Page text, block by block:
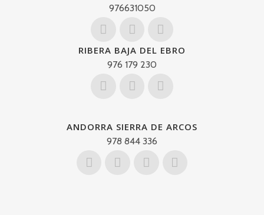
976631050
RIBERA BAJA DEL EBRO
976 179 230
ANDORRA SIERRA DE ARCOS
978 844 336